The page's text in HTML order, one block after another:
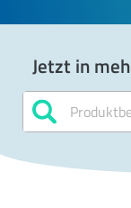
Jetzt in